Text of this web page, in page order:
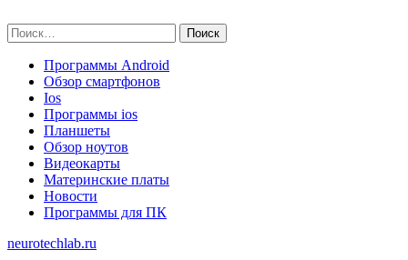
to
content
Найти:
Программы Android
Обзор смартфонов
Ios
Программы ios
Планшеты
Обзор ноутов
Видеокарты
Материнские платы
Новости
Программы для ПК
neurotechlab.ru